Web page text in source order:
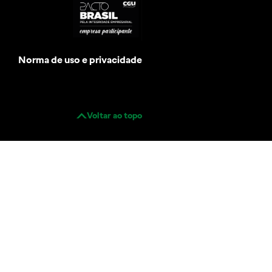
Norma de uso e privacidade
Voltar ao topo